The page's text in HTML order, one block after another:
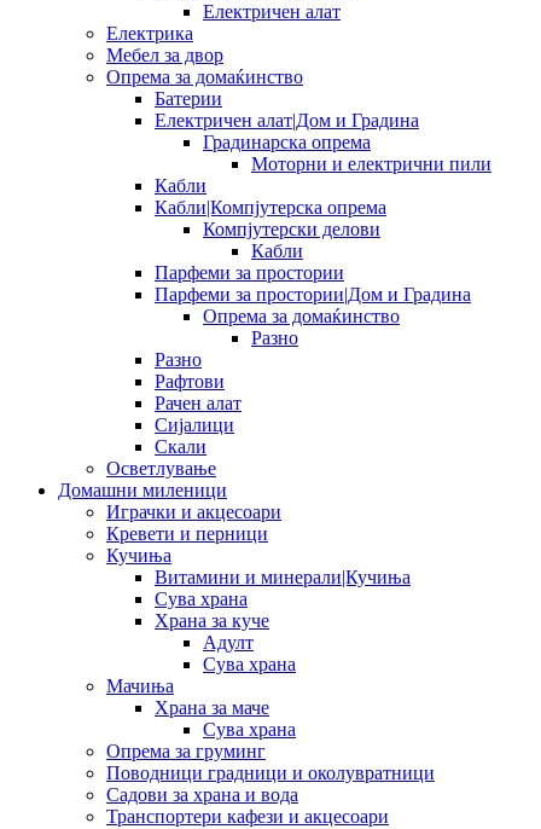
Електричен алат
Електрика
Мебел за двор
Опрема за домаќинство
Батерии
Електричен алат|Дом и Градина
Градинарска опрема
Моторни и електрични пили
Кабли
Кабли|Компјутерска опрема
Компјутерски делови
Кабли
Парфеми за простории
Парфеми за простории|Дом и Градина
Опрема за домаќинство
Разно
Разно
Рафтови
Рачен алат
Сијалици
Скали
Осветлување
Домашни миленици
Играчки и акцесоари
Кревети и перници
Кучиња
Витамини и минерали|Кучиња
Сува храна
Храна за куче
Адулт
Сува храна
Мачиња
Храна за маче
Сува храна
Опрема за груминг
Поводници градници и околувратници
Садови за храна и вода
Транспортери кафези и акцесоари